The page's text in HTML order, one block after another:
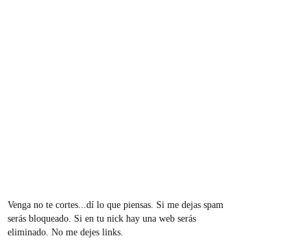
Venga no te cortes...dí lo que piensas. Si me dejas spam
serás bloqueado. Si en tu nick hay una web serás
eliminado. No me dejes links.